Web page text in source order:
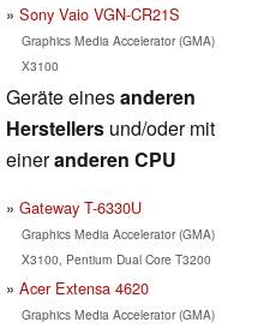
Sony Vaio VGN-CR21S
Graphics Media Accelerator (GMA)
X3100
Geräte einesanderen
Herstellers und/oder mit
eineranderen CPU
Gateway T-6330U
Graphics Media Accelerator (GMA)
X3100, Pentium Dual Core T3200
Acer Extensa 4620
Graphics Media Accelerator (GMA)